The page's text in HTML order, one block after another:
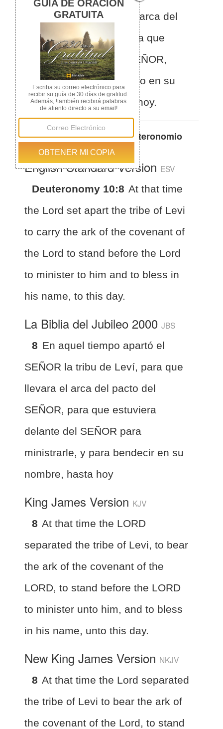
Leví para que llevara el arca del
pacto del SEÑOR, y para que
estuviera delante del SEÑOR,
sirviéndole y bendiciendo en su
nombre hasta el día de hoy.
Otras traducciones deDeuteronomio
10:8
English Standard Version ESV
Deuteronomy 10:8 At that time
the Lord set apart the tribe of Levi
to carry the ark of the covenant of
the Lord to stand before the Lord
to minister to him and to bless in
his name, to this day.
La Biblia del Jubileo 2000 JBS
8 En aquel tiempo apartó el
SEÑOR la tribu de Leví, para que
llevara el arca del pacto del
SEÑOR, para que estuviera
delante del SEÑOR para
ministrarle, y para bendecir en su
nombre, hasta hoy
King James Version KJV
8 At that time the LORD
separated the tribe of Levi, to bear
the ark of the covenant of the
LORD, to stand before the LORD
to minister unto him, and to bless
in his name, unto this day.
New King James Version NKJV
8 At that time the Lord separated
the tribe of Levi to bear the ark of
the covenant of the Lord, to stand